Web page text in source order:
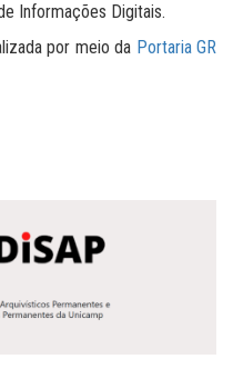
Informações Digitais.
por meio da Portaria GR